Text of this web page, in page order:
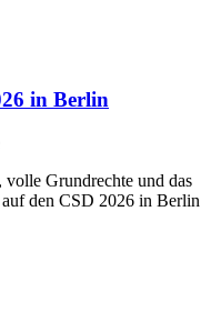
in Berlin
Grundrechte und das
den CSD 2026 in Berlin